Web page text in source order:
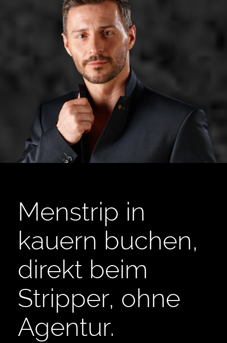
Menstrip in
kauern buchen,
direkt beim
Stripper, ohne
Agentur.